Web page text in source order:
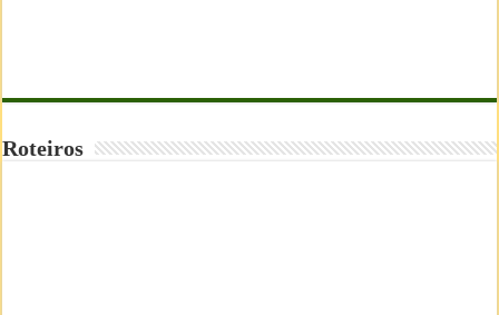
Roteiros